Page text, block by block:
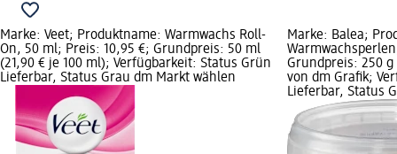
Marke: Veet; Produktname: Warmwachs Roll-
On, 50 ml; Preis: 10,95 €; Grundpreis: 50 ml
(21,90 € je 100 ml); Verfügbarkeit: Status Grün
Lieferbar, Status Grau dm Markt wählen
Marke: Balea;
Grundpreis: 250 g
von dm Grafik;
Lieferbar, Status